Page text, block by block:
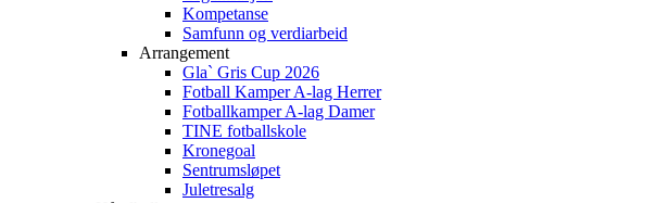
Kompetanse
Samfunn og verdiarbeid
Arrangement
Gla` Gris Cup 2026
Fotball Kamper A-lag Herrer
Fotballkamper A-lag Damer
TINE fotballskole
Kronegoal
Sentrumsløpet
Juletresalg